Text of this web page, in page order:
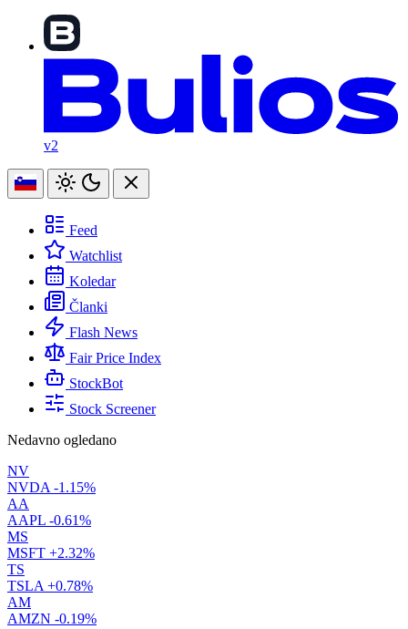
v2
Feed
Watchlist
Koledar
Članki
Flash News
Fair Price Index
StockBot
Stock Screener
Nedavno ogledano
NV
NVDA -1.15%
AA
AAPL -0.61%
MS
MSFT +2.32%
TS
TSLA +0.78%
AM
AMZN -0.19%